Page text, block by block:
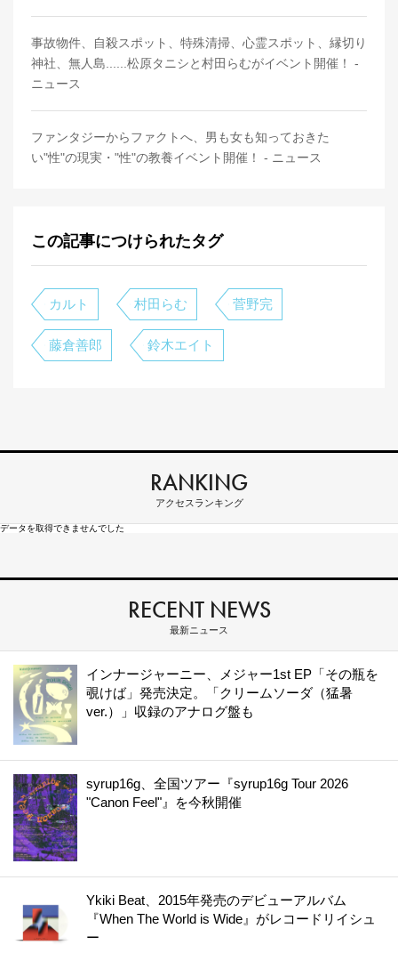
事故物件、自殺スポット、特殊清掃、心霊スポット、縁切り
神社、無人島......松原タニシと村田らむがイベント開催！ -
ニュース
ファンタジーからファクトへ、男も女も知っておきた
い"性"の現実・"性"の教養イベント開催！ - ニュース
この記事につけられたタグ
カルト 村田らむ 菅野完
藤倉善郎 鈴木エイト
RANKING
アクセスランキング
データを取得できませんでした
RECENT NEWS
最新ニュース
インナージャーニー、メジャー1st EP「その瓶を
覗けば」発売決定。「クリームソーダ（猛暑
ver.）」収録のアナログ盤も
syrup16g、全国ツアー『syrup16g Tour 2026
"Canon Feel"』を今秋開催
Ykiki Beat、2015年発売のデビューアルバム
『When The World is Wide』がレコードリイシュ
ー